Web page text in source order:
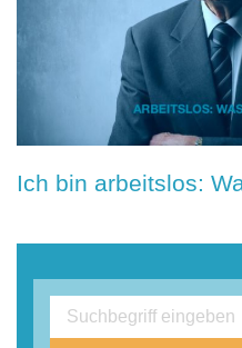
Ich bin arbeitslos: